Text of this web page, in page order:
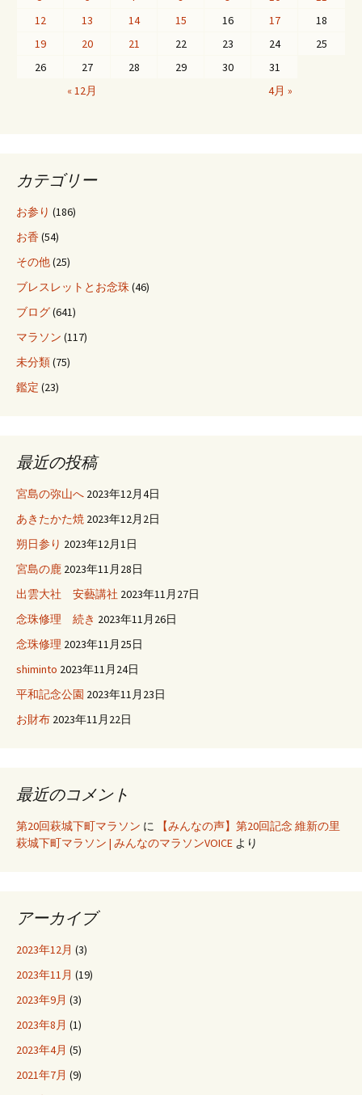
12
13 14 15 16 17
18
19
20 21 22 23 24
25
26
27 28 29 30
31
« 12月
4月 »
カテゴリー
お参り (186)
お香(54)
その他(25)
ブレスレットとお念珠(46)
ブログ(641)
マラソン (117)
未分類(75)
鑑定 (23)
最近の投稿
宮島の弥山へ 2023年12月4日
あきたかた焼 2023年12月2日
朔日参り 2023年12月1日
宮島の鹿 2023年11月28日
出雲大社 安藝講社 2023年11月27日
念珠修理 続き 2023年11月26日
念珠修理 2023年11月25日
shiminto 2023年11月24日
平和記念公園 2023年11月23日
お財布 2023年11月22日
最近のコメント
第20回萩城下町マラソン に
【みんなの声】第20回記念 維新の里
萩城下町マラソン | みんなのマラソンVOICE より
アーカイブ
2023年12月 (3)
2023年11月 (19)
2023年9月 (3)
2023年8月 (1)
2023年4月 (5)
2021年7月 (9)